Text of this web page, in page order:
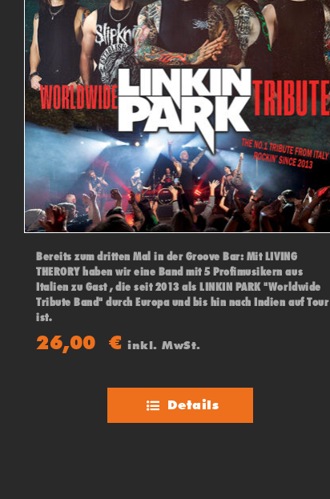
Bereits zum dritten Mal in der Groove Bar: Mit LIVING
THERORY haben wir eine Band mit 5 Profimusikern aus
Italien zu Gast , die seit 2013 als LINKIN PARK "Worldwide
Tribute Band" durch Europa und bis hin nach Indien auf Tour
ist.
LIVING THEORY bringen Linkin Park auf dem Punkt auf die
26,00€ inkl. MwSt.
Details